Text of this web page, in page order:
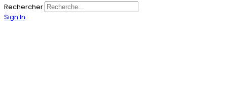
Rechercher
Sign In